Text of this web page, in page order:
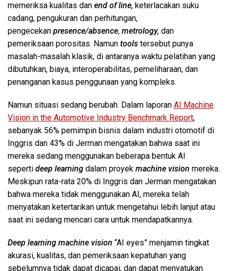
memeriksa kualitas dan end of line, keterlacakan suku
cadang, pengukuran dan perhitungan,
pengecekan presence/absence, metrology, dan
pemeriksaan porositas. Namun tools tersebut punya
masalah-masalah klasik, di antaranya waktu pelatihan yang
dibutuhkan, biaya, interoperabilitas, pemeliharaan, dan
penanganan kasus penggunaan yang kompleks.
Namun situasi sedang berubah. Dalam laporan AI Machine
Vision in the Automotive Industry Benchmark Report,
sebanyak 56% pemimpin bisnis dalam industri otomotif di
Inggris dan 43% di Jerman mengatakan bahwa saat ini
mereka sedang menggunakan beberapa bentuk AI
seperti deep learning dalam proyek machine vision mereka.
Meskipun rata-rata 20% di Inggris dan Jerman mengatakan
bahwa mereka tidak menggunakan AI, mereka telah
menyatakan ketertarikan untuk mengetahui lebih lanjut atau
saat ini sedang mencari cara untuk mendapatkannya.
Deep learning machine vision “AI eyes” menjamin tingkat
akurasi, kualitas, dan pemeriksaan kepatuhan yang
sebelumnya tidak dapat dicapai, dan dapat menyatukan